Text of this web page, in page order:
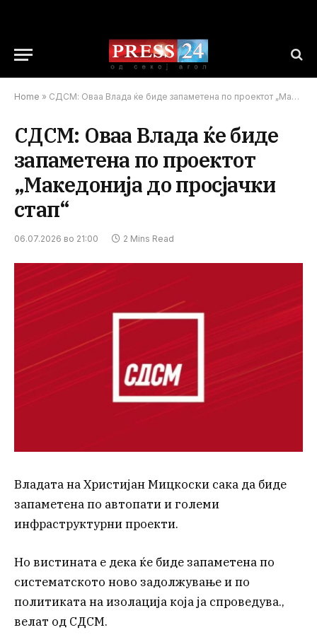
Home » СДСМ: Оваа Влада ќе биде запаметена по проектот „Македонија до просјачки стап“
СДСМ: Оваа Влада ќе биде
запаметена по проектот
„Македонија до просјачки
стап“
06.07.2026 во 21:00 2 Mins Read
Владата на Христијан Мицкоски сака да биде
запаметена по автопати и големи
инфраструктурни проекти.
Но вистината е дека ќе биде запаметена по
систематското ново задолжување и по
политиката на изолација која ја спроведува.,
велат од СДСМ.